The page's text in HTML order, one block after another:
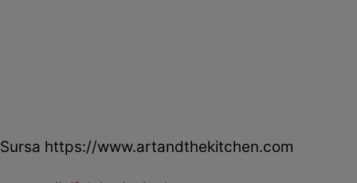
Sursa https://www.artandthekitchen.com